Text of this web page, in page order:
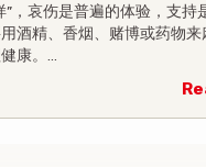
，哀伤是普遍的体验，支持
酒精、香烟、赌博或药物来
康。…